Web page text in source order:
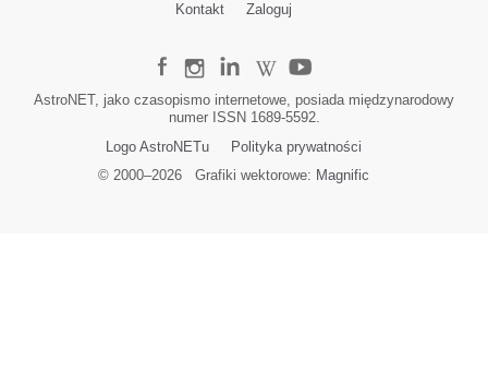
Kontakt
Zaloguj
AstroNET, jako czasopismo internetowe, posiada międzynarodowy
numer ISSN 1689-5592.
Logo AstroNETu
Polityka prywatności
© 2000–2026Grafiki wektorowe: Magnific